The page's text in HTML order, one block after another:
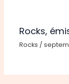
Rocks,
Rocks /